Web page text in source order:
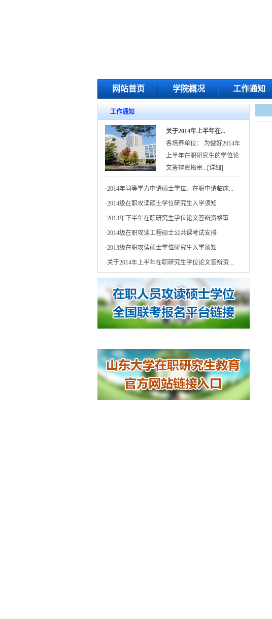
网站首页 学院概况 工作通知
工作通知
关于2014年上半年在...
各培养单位： 为做好2014年
上半年在职研究生的学位论
文答辩资格审... [详细]
·2014年同等学力申请硕士学位、在职申请临床...
·2014级在职攻读硕士学位研究生入学须知
·2013年下半年在职研究生学位论文答辩资格审...
·2014级在职攻读工程硕士公共课考试安排
·2013级在职攻读硕士学位研究生入学须知
·关于2014年上半年在职研究生学位论文答辩资...